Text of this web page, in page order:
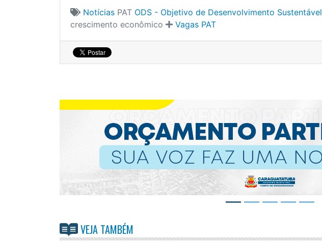
Notícias PAT ODS - Objetivo de Desenvolvimento Sustentável
crescimento econômico
Vagas PAT
VEJA TAMBÉM